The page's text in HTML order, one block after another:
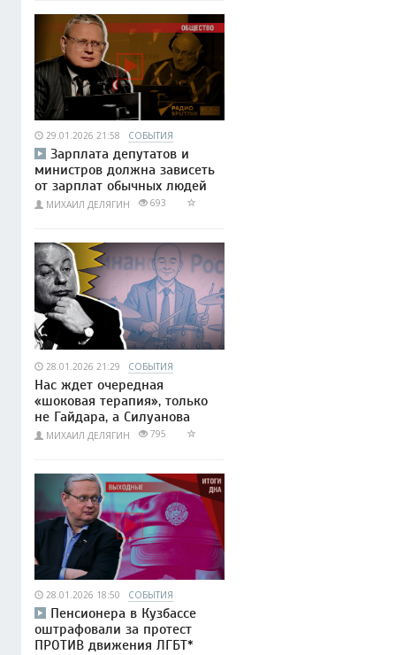
29.01.2026 21:58 СОБЫТИЯ
Зарплата депутатов и
министров должна зависеть
от зарплат обычных людей
МИХАИЛ ДЕЛЯГИН 693
28.01.2026 21:29 СОБЫТИЯ
Нас ждет очередная
«шоковая терапия», только
не Гайдара, а Силуанова
МИХАИЛ ДЕЛЯГИН 795
28.01.2026 18:50 СОБЫТИЯ
Пенсионера в Кузбассе
оштрафовали за протест
ПРОТИВ движения ЛГБТ*